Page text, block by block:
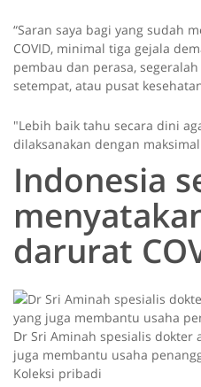
“Saran saya bagi yang sudah
COVID, minimal tiga gejala
pembau dan perasa,
setempat, atau pusat
"Lebih baik tahu secara dini
dilaksanakan dengan
Indonesia
darurat
Dr Sri Aminah spesialis dokter
juga membantu usaha
Koleksi pribadi